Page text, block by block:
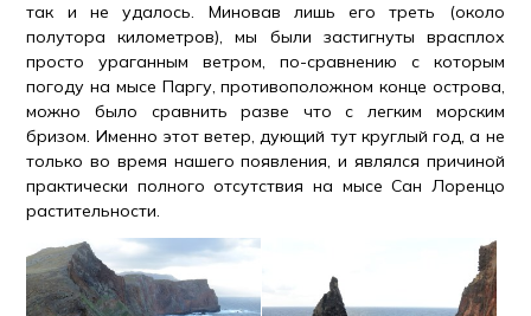
так и не удалось. Миновав лишь его треть (около
полутора километров), мы были застигнуты врасплох
просто ураганным ветром, по-сравнению с которым
погоду на мысе Паргу, противоположном конце острова,
можно было сравнить разве что с легким морским
бризом. Именно этот ветер, дующий тут круглый год, а не
только во время нашего появления, и являлся причиной
практически полного отсутствия на мысе Сан Лоренцо
растительности.